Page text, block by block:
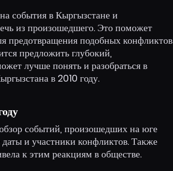
события в Кыргызстане и
из произошедшего. Это поможет
предотвращения подобных конфликтов
предложить глубокий,
лучше понять и разобраться в
в 2010 году.
событий, произошедших на юге
и участники конфликтов. Также
к этим реакциям в обществе.